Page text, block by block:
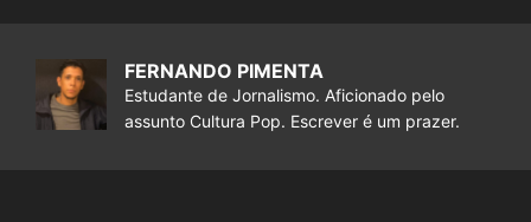
FERNANDO PIMENTA
Estudante de Jornalismo. Aficionado pelo
assunto Cultura Pop. Escrever é um prazer.